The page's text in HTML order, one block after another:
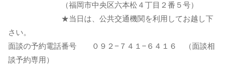
（福岡市中央区六本松４丁目２番５号）
★当日は、公共交通機関を利用してお越し下
さい。
面談の予約電話番号 ０９２−７４１−６４１６ （面談相
談予約専用）